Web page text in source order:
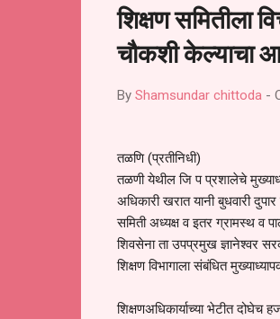
शिक्षण समितीला
चौकशी केल्याचा
By Shamsundar chittoda -
तळणि (प्रतीनिधी)
तळणी येथील जि प प्रशालेचे
अधिकारी खरात यानी बुधवारी
समिती अध्यक्ष व इतर ग्रामस्थ व
शिवसेना ता उपप्रमुख ज्ञानेश्वर
शिक्षण विभागाला संबंधित
शिक्षणअधिकार्याच्या भेटीत दोघेच